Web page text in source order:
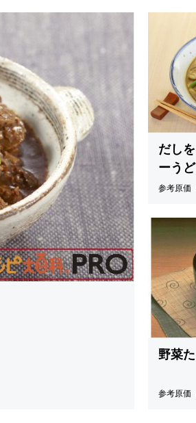
だし
ーう
参考原価
野菜
参考原価